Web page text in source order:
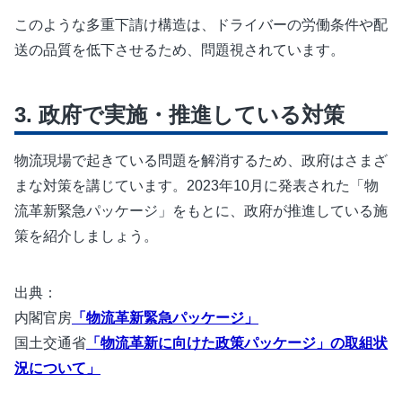
このような多重下請け構造は、ドライバーの労働条件や配
送の品質を低下させるため、問題視されています。
政府で実施・推進している対策
物流現場で起きている問題を解消するため、政府はさまざ
まな対策を講じています。2023年10月に発表された「物
流革新緊急パッケージ」をもとに、政府が推進している施
策を紹介しましょう。
出典：
内閣官房 「物流革新緊急パッケージ」
国土交通省 「物流革新に向けた政策パッケージ」の取組状
況について」